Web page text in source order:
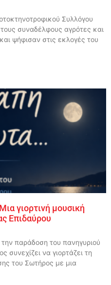
Συλλόγου
συναδέλφους αγρότες και
ψήφισαν στις εκλογές του
γιορτινή μουσική
Επιδαύρου
παράδοση του πανηγυριού
να γιορτάζει τη
του Σωτήρος με μια